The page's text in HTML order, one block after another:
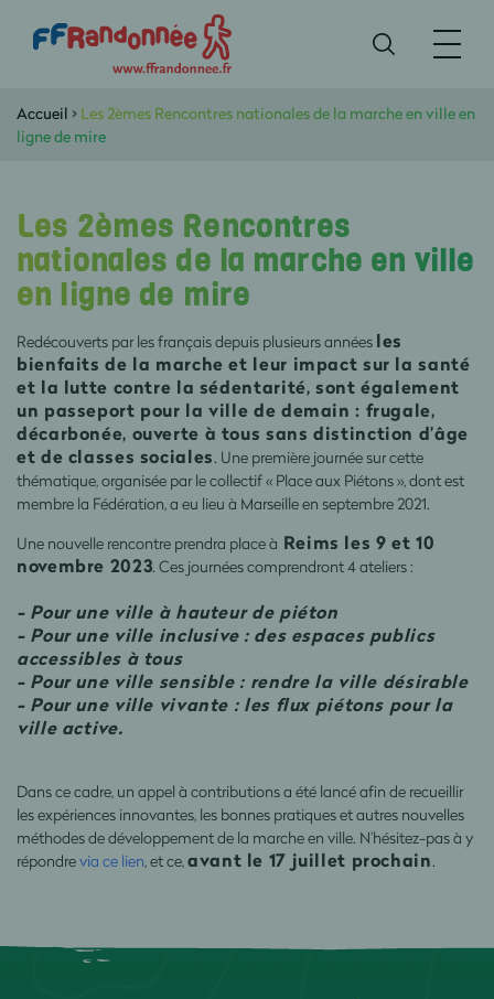
Accueil > Les 2èmes Rencontres nationales de la marche en ville en
ligne de mire
Les 2èmes Rencontres
nationales de la marche en ville
en ligne de mire
Redécouverts par les français depuis plusieurs années les
bienfaits de la marche et leur impact sur la santé
et la lutte contre la sédentarité, sont également
un passeport pour la ville de demain : frugale,
décarbonée, ouverte à tous sans distinction d’âge
et de classes sociales. Une première journée sur cette
thématique, organisée par le collectif « Place aux Piétons », dont est
membre la Fédération, a eu lieu à Marseille en septembre 2021.
Une nouvelle rencontre prendra place à Reims les 9 et 10
novembre 2023. Ces journées comprendront 4 ateliers :
- Pour une ville à hauteur de piéton
- Pour une ville inclusive : des espaces publics
accessibles à tous
- Pour une ville sensible : rendre la ville désirable
- Pour une ville vivante : les flux piétons pour la
ville active.
Dans ce cadre, un appel à contributions a été lancé afin de recueillir
les expériences innovantes, les bonnes pratiques et autres nouvelles
méthodes de développement de la marche en ville. N’hésitez-pas à y
répondrevia ce lien, et ce,avant le 17 juillet prochain.